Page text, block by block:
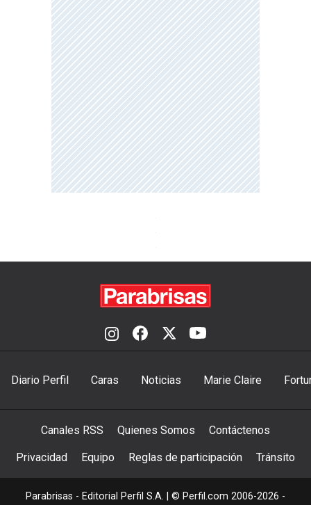
Diario Perfil Caras Noticias Marie Claire
Canales RSS Quienes Somos Contáctenos
Privacidad Equipo Reglas de participación Tránsito
Parabrisas - Editorial Perfil S.A. | © Perfil.com 2006-2026 -